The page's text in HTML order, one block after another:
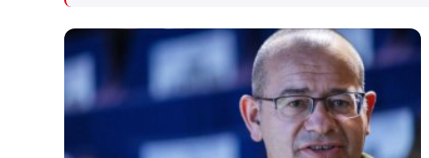
דיווח שלפיו אמרת לתורמים
שהם צריכים לדאוג לכך שג'יי. די.
ואנס ייבחר. האם זו התמיכה
הרשמית שלך במועמדותו?
טראמפ: לא. אני חושב שהוא
נהדר, אבל זה מוקדם מדי מכדי
לחשוב על זה אפילו.
הקרובות בין 10 ל-12 בוודאות.